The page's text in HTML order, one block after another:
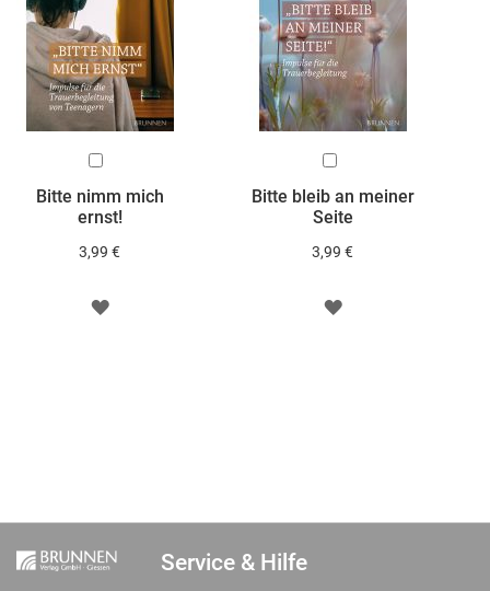
Bitte nimm mich
ernst!
3,99 €
Warenkorb
ZUR
Bitte bleib an meiner
Seite
3,99 €
Warenkorb
ZUR
Service & Hilfe